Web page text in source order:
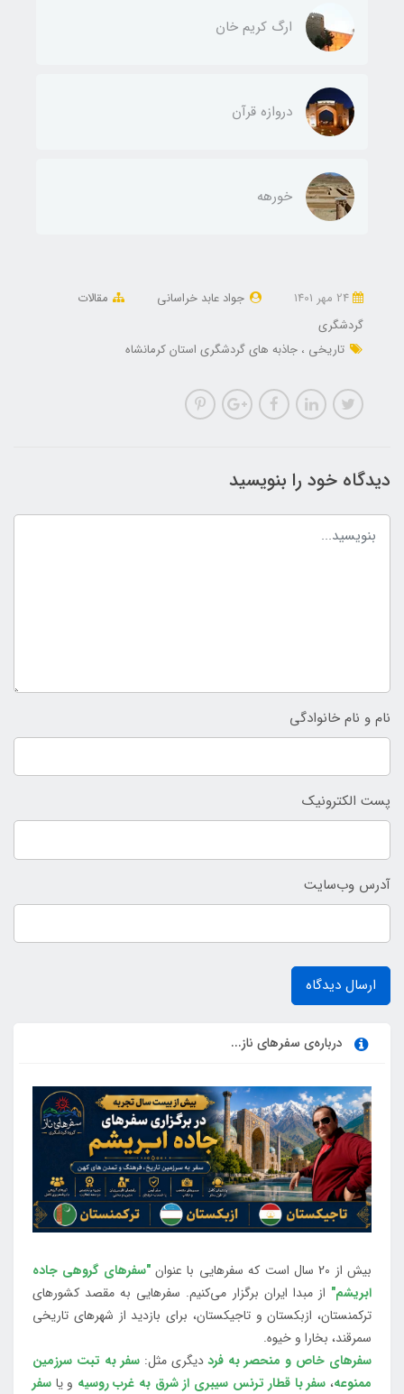
ارگ کریم خان
دروازه قرآن
خورهه
جواد عابد خراسانی
مقالات
گردشگری
تاریخی
جاذبه های گردشگری استان کرمانشاه
دیدگاه خود را بنویسید
نام و نام خانوادگی
پست الکترونیک
آدرس وب‌سایت
ارسال دیدگاه
درباره‌ی سفرهای ناز...
بیش از 20 سال است که سفرهایی با عنوان
"سفرهای گروهی جاده
ابریشم" از مبدا ایران برگزار می‌کنیم. سفرهایی به مقصد کشورهای
ترکمنستان، ازبکستان و تاجیکستان، برای بازدید از شهرهای تاریخی
سمرقند، بخارا و خیوه.
سفرهای خاص و منحصر به فرددیگری مثل:سفر به تبت سرزمین
ممنوعه، سفر با قطار ترنس سیبری از شرق به غرب روسیه و یا سفر